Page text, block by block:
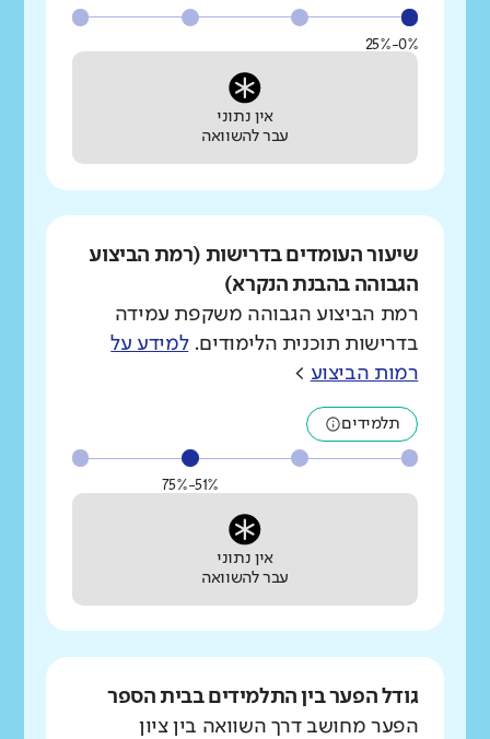
0%-25%
אין נתוני
עבר להשוואה
שיעור העומדים בדרישות (רמת הביצוע
הגבוהה בהבנת הנקרא)
רמת הביצוע הגבוהה משקפת עמידה
בדרישות תוכנית הלימודים.למידע על
רמות הביצוע >
תלמידים
51%-75%
אין נתוני
עבר להשוואה
גודל הפער בין התלמידים בבית הספר
הפער מחושב דרך השוואה בין ציון